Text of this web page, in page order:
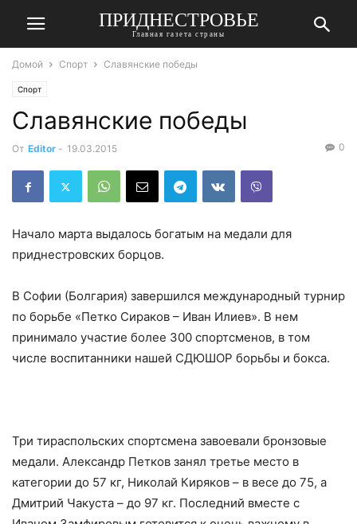
ПРИДНЕСТРОВЬЕ
Главная газета страны
Домой Спорт Славянские победы
Спорт
Славянские победы
От Editor - 19.03.2015 0
Начало марта выдалось богатым на медали для
приднестровских борцов.
В Софии (Болгария) завершился международный турнир
по борьбе «Петко Сираков – Иван Илиев». В нем
принимало участие более 300 спортсменов, в том
числе воспитанники нашей СДЮШОР борьбы и бокса.
Три тираспольских спортсмена завоевали бронзовые
медали. Александр Петков занял третье место в
категории до 57 кг, Николай Киряков – в весе до 75, а
Дмитрий Чакуста – до 97 кг. Последний вместе с